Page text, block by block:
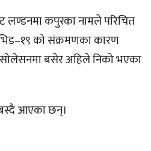
लण्डनमा कपुरका नामले परिचित
को संक्रमणका कारण
बसेर अहिले निको भएका
आएका छन्।